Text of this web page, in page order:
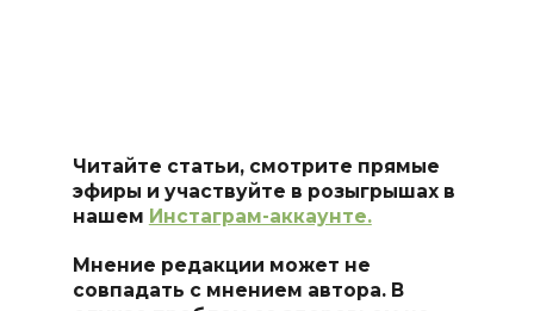
Читайте статьи, смотрите прямые
эфиры и участвуйте в розыгрышах в
нашем Инстаграм-аккаунте.
Мнение редакции может не
совпадать с мнением автора. В